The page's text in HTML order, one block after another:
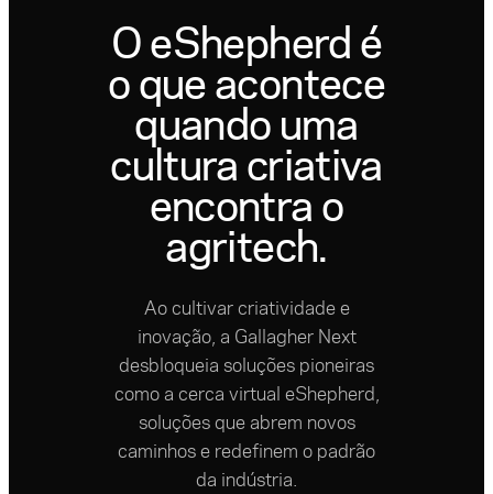
O eShepherd é
o que acontece
quando uma
cultura criativa
encontra o
agritech.
Ao cultivar criatividade e
inovação, a Gallagher Next
desbloqueia soluções pioneiras
como a cerca virtual eShepherd,
soluções que abrem novos
caminhos e redefinem o padrão
da indústria.